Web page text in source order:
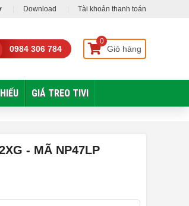
Download Tài khoản thanh toán
0984 306 784
0
Giỏ hàng
GIÁ TREO TIVI
- MÃ NP47LP